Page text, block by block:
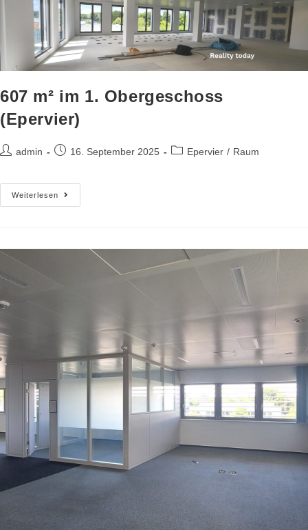
607 m² im 1. Obergeschoss
(Epervier)
admin 16. September 2025 Epervier / Raum
Weiterlesen